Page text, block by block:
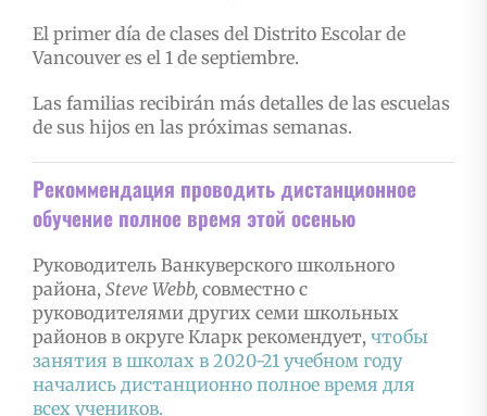
El primer día de clases del Distrito Escolar de
Vancouver es el 1 de septiembre.
Las familias recibirán más detalles de las escuelas
de sus hijos en las próximas semanas.
Рекоммендация проводить дистанционное
обучение полное время этой осенью
Руководитель Ванкуверского школьного
района, Steve Webb, совместно с
руководителями других семи школьных
районов в округе Кларк рекомендует, чтобы
занятия в школах в 2020-21 учебном году
начались дистанционно полное время для
всех учеников.